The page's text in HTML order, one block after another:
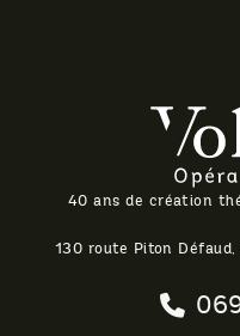
40 ans de création
130 route Piton